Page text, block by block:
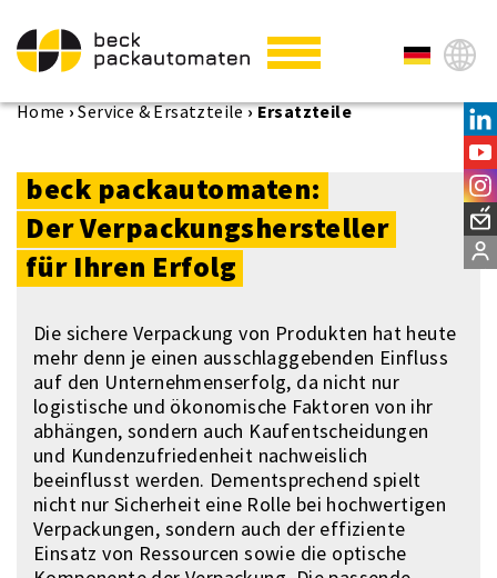
Home›Service & Ersatzteile›Ersatzteile
beck packautomaten:
DerVerpac­kungshersteller
für Ihren Erfolg
Die sichere Verpackung von Produkten hat heute
mehr denn je einen ausschlaggebenden Einfluss
auf den Unternehmenserfolg, da nicht nur
logistische und ökonomische Faktoren von ihr
abhängen, sondern auch Kaufentscheidungen
und Kundenzufriedenheit nachweislich
beeinflusst werden. Dementsprechend spielt
nicht nur Sicherheit eine Rolle bei hochwertigen
Verpackungen, sondern auch der effiziente
Einsatz von Ressourcen sowie die optische